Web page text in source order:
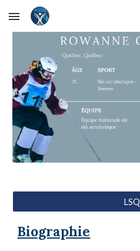
Skip to main content
LSQ
Biographie